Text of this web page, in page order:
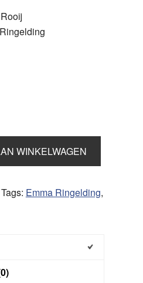
WINKELWAGEN
Tags: Emma Ringelding,